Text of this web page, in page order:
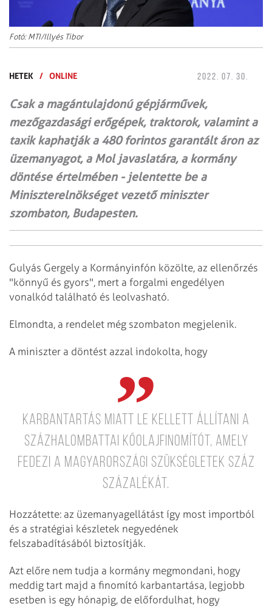
Fotó: MTI/Illyés Tibor
HETEK / ONLINE 2022. 07. 30.
Csak a magántulajdonú gépjárművek,
mezőgazdasági erőgépek, traktorok, valamint a
taxik kaphatják a 480 forintos garantált áron az
üzemanyagot, a Mol javaslatára, a kormány
döntése értelmében - jelentette be a
Miniszterelnökséget vezető miniszter
szombaton, Budapesten.
Gulyás Gergely a Kormányinfón közölte, az ellenőrzés
"könnyű és gyors", mert a forgalmi engedélyen
vonalkód található és leolvasható.
Elmondta, a rendelet még szombaton megjelenik.
A miniszter a döntést azzal indokolta, hogy
karbantartás miatt le kellett állítani a
százhalombattai kőolajfinomítót, amely
fedezi a magyarországi szükségletek száz
százalékát.
Hozzátette: az üzemanyagellátást így most importból
és a stratégiai készletek negyedének
felszabadításából biztosítják.
Azt előre nem tudja a kormány megmondani, hogy
meddig tart majd a finomító karbantartása, legjobb
esetben is egy hónapig, de előfordulhat, hogy